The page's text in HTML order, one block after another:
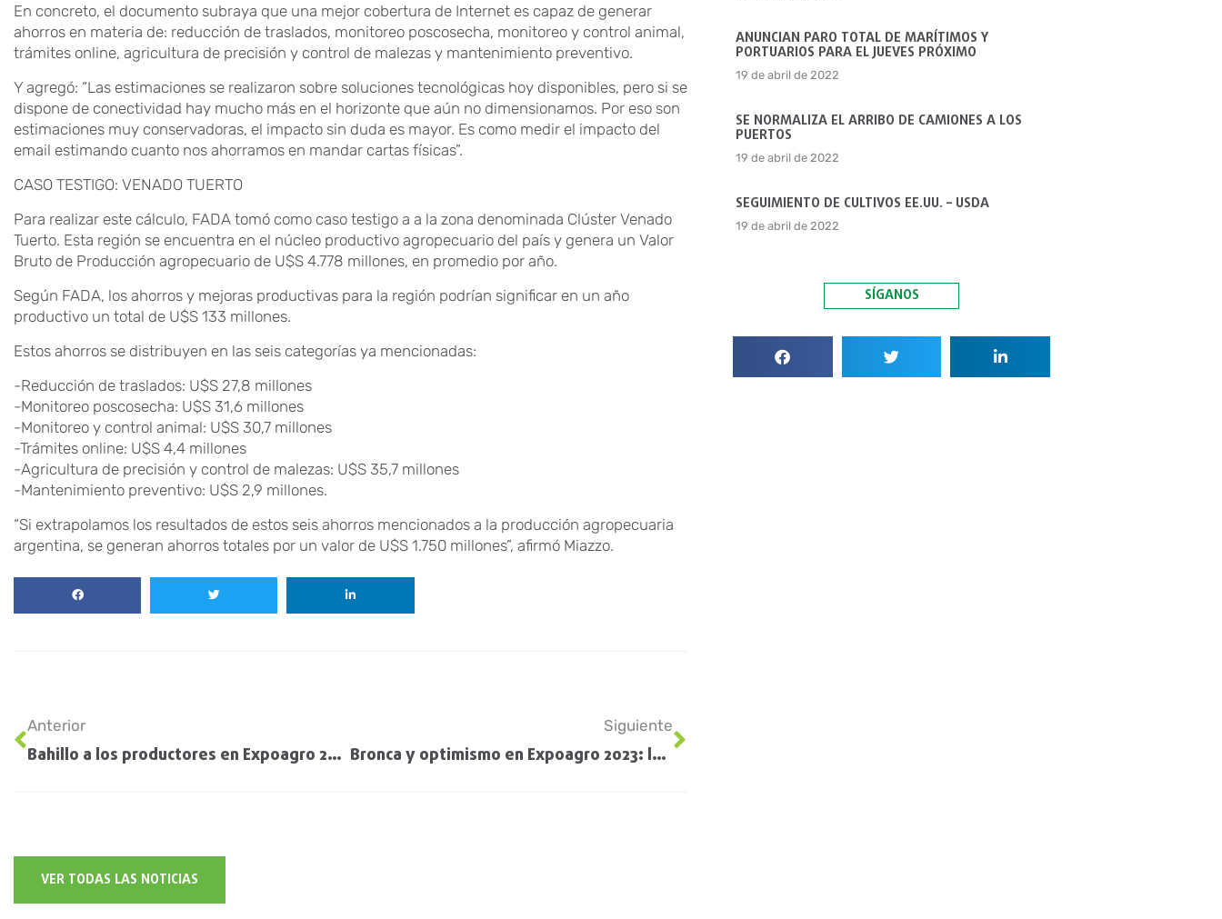
En concreto, el documento subraya que una mejor cobertura de Internet es capaz de generar
ahorros en materia de: reducción de traslados, monitoreo poscosecha, monitoreo y control animal,
trámites online, agricultura de precisión y control de malezas y mantenimiento preventivo.
Y agregó: “Las estimaciones se realizaron sobre soluciones tecnológicas hoy disponibles, pero si se
dispone de conectividad hay mucho más en el horizonte que aún no dimensionamos. Por eso son
estimaciones muy conservadoras, el impacto sin duda es mayor. Es como medir el impacto del
email estimando cuanto nos ahorramos en mandar cartas físicas”.
CASO TESTIGO: VENADO TUERTO
Para realizar este cálculo, FADA tomó como caso testigo a a la zona denominada Clúster Venado
Tuerto. Esta región se encuentra en el núcleo productivo agropecuario del país y genera un Valor
Bruto de Producción agropecuario de U$S 4.778 millones, en promedio por año.
Según FADA, los ahorros y mejoras productivas para la región podrían significar en un año
productivo un total de U$S 133 millones.
Estos ahorros se distribuyen en las seis categorías ya mencionadas:
-Reducción de traslados: U$S 27,8 millones
-Monitoreo poscosecha: U$S 31,6 millones
-Monitoreo y control animal: U$S 30,7 millones
-Trámites online: U$S 4,4 millones
-Agricultura de precisión y control de malezas: U$S 35,7 millones
-Mantenimiento preventivo: U$S 2,9 millones.
“Si extrapolamos los resultados de estos seis ahorros mencionados a la producción agropecuaria
argentina, se generan ahorros totales por un valor de U$S 1.750 millones”, afirmó Miazzo.
Anterior
Bahillo a los productores en Expoagro 2023: «La brecha entre la expectativa y la realidad los enoja y los frustra»
Siguiente
Bronca y optimismo en Expoagro 2023: los temas que se colaron en la mesa de políticos y empresarios
VER TODAS LAS NOTICIAS
ANUNCIAN PARO TOTAL DE MARÍTIMOS Y
PORTUARIOS PARA EL JUEVES PRÓXIMO
19 de abril de 2022
SE NORMALIZA EL ARRIBO DE CAMIONES A LOS
PUERTOS
19 de abril de 2022
SEGUIMIENTO DE CULTIVOS EE.UU. – USDA
19 de abril de 2022
SÍGANOS